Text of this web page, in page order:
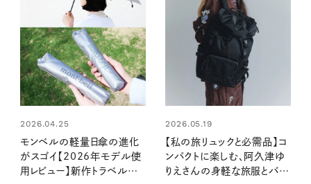
2026.04.25
モンベルの軽量日傘の進化
がスゴイ【2026年モデル使
用レビュー】新作トラベルタイ
2026.05.19
【私の旅リュックと必需品】コ
ンパクトに楽しむ、阿久津ゆ
りえさんの身軽な旅服とバッ